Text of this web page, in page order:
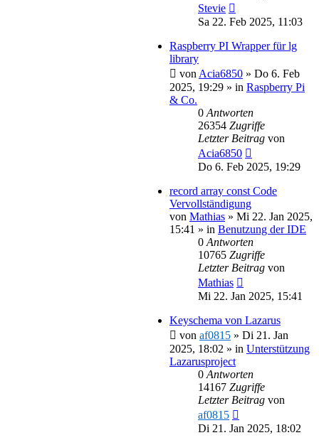
Stevie
Sa 22. Feb 2025, 11:03
Raspberry PI Wrapper für lg
library
von Acia6850 » Do 6. Feb
2025, 19:29 » in Raspberry Pi
& Co.
0 Antworten
26354 Zugriffe
Letzter Beitrag von
Acia6850
Do 6. Feb 2025, 19:29
record array const Code
Vervollständigung
von Mathias » Mi 22. Jan 2025,
15:41 » in Benutzung der IDE
0 Antworten
10765 Zugriffe
Letzter Beitrag von
Mathias
Mi 22. Jan 2025, 15:41
Keyschema von Lazarus
von af0815 » Di 21. Jan
2025, 18:02 » in Unterstützung
Lazarusproject
0 Antworten
14167 Zugriffe
Letzter Beitrag von
af0815
Di 21. Jan 2025, 18:02